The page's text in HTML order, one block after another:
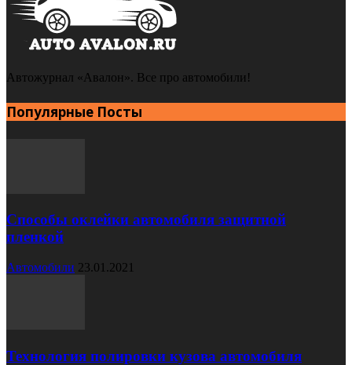
Автожурнал «Авалон». Все про автомобили!
Популярные Посты
Способы оклейки автомобиля защитной
пленкой
Автомобили 23.01.2021
Технология полировки кузова автомобиля